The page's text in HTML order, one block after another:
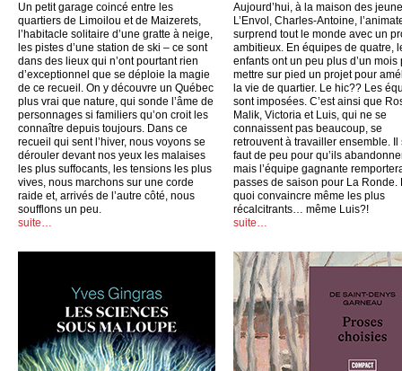
Un petit garage coincé entre les
quartiers de Limoilou et de Maizerets,
l’habitacle solitaire d’une gratte à neige,
les pistes d’une station de ski – ce sont
dans des lieux qui n’ont pourtant rien
d’exceptionnel que se déploie la magie
de ce recueil. On y découvre un Québec
plus vrai que nature, qui sonde l’âme de
personnages si familiers qu’on croit les
connaître depuis toujours. Dans ce
recueil qui sent l’hiver, nous voyons se
dérouler devant nos yeux les malaises
les plus suffocants, les tensions les plus
vives, nous marchons sur une corde
raide et, arrivés de l’autre côté, nous
soufflons un peu.
suite…
Aujourd’hui, à la maison des
L’Envol, Charles-Antoine,
surprend tout le monde avec un
ambitieux. En équipes de quatre,
enfants ont un peu plus d’un mois
mettre sur pied un projet pour
la vie de quartier. Le hic?? Les
sont imposées. C’est ainsi que
Malik, Victoria et Luis, qui ne se
connaissent pas beaucoup, se
retrouvent à travailler ensemble. Il
faut de peu pour qu’ils
mais l’équipe gagnante
passes de saison pour La Ronde.
quoi convaincre même les plus
récalcitrants… même Luis?!
suite…